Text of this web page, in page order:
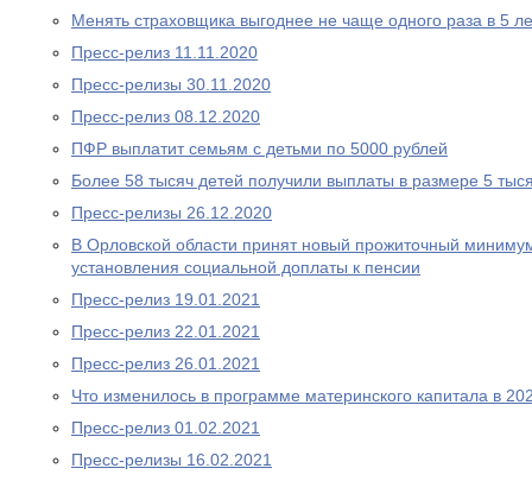
Менять страховщика выгоднее не чаще одного раза в 5
Пресс-релиз 11.11.2020
Пресс-релизы 30.11.2020
Пресс-релиз 08.12.2020
ПФР выплатит семьям с детьми по 5000 рублей
Более 58 тысяч детей получили выплаты в размере 5
Пресс-релизы 26.12.2020
В Орловской области принят новый прожиточный
установления социальной доплаты к пенсии
Пресс-релиз 19.01.2021
Пресс-релиз 22.01.2021
Пресс-релиз 26.01.2021
Что изменилось в программе материнского капитала в
Пресс-релиз 01.02.2021
Пресс-релизы 16.02.2021